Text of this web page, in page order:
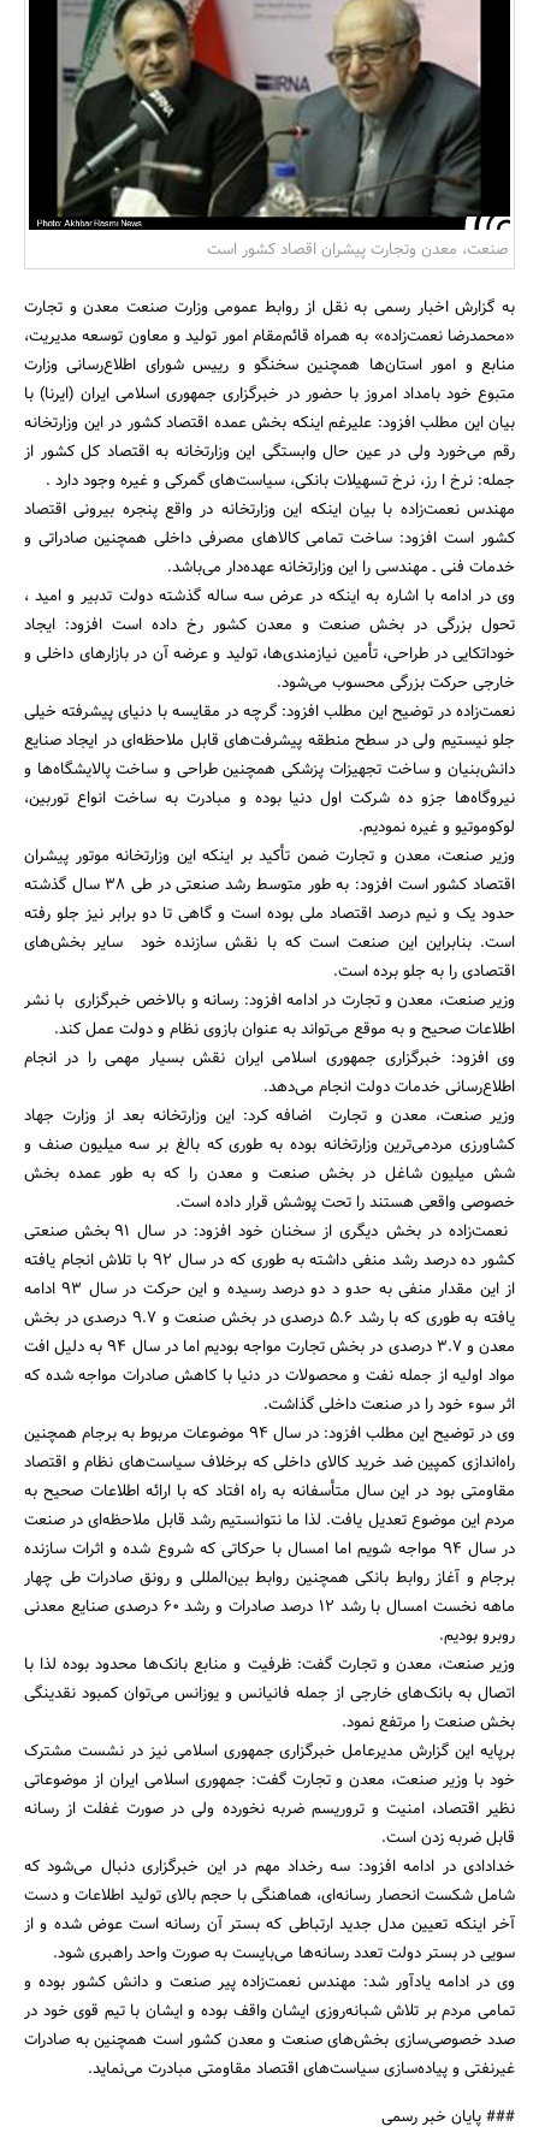
بانک، بیمه و سرمایه
مسکن و ساختمان
جستجو
صنعت، معدن وتجارت پیشران اقصاد کشور است
به گزارش اخبار رسمی به نقل از روابط عمومی وزارت صنعت معدن و تجارت
«محمدرضا نعمت‌زاده» به همراه قائم‌مقام امور تولید و معاون توسعه مدیریت،‌
منابع و امور استان‌ها همچنین سخنگو و رییس شورای اطلاع‌رسانی وزارت
متبوع خود بامداد امروز با حضور در خبرگزاری جمهوری اسلامی ایران (ایرنا)‌ با
بیان این مطلب افزود: علیرغم اینکه بخش عمده اقتصاد کشور در این وزارتخانه
رقم می‌خورد ولی در عین حال وابستگی این وزارتخانه به اقتصاد کل کشور از
جمله: نرخ ا رز، نرخ تسهیلات بانکی، سیاست‌های گمرکی و غیره وجود دارد .
مهندس نعمت‌زاده با بیان اینکه این وزارتخانه در واقع پنجره بیرونی اقتصاد
کشور است افزود: ساخت تمامی کالاهای مصرفی داخلی همچنین صادراتی و
خدمات فنی ـ مهندسی را این وزارتخانه عهده‌دار می‌باشد.
وی در ادامه با اشاره به اینکه در عرض سه ساله گذشته دولت تدبیر و امید ،
تحول بزرگی در بخش صنعت و معدن کشور رخ داده است افزود: ایجاد
خوداتکایی در طراحی، تأمین نیازمندی‌ها، تولید و عرضه آن در بازارهای داخلی و
خارجی حرکت بزرگی محسوب می‌شود.
نعمت‌زاده در توضیح این مطلب افزود: گرچه در مقایسه با دنیای پیشرفته خیلی
جلو نیستیم ولی در سطح منطقه پیشرفت‌های قابل ملاحظه‌ای در ایجاد صنایع
دانش‌بنیان و ساخت تجهیزات پزشکی همچنین طراحی و ساخت پالایشگاه‌‌ها و
نیروگاه‌ها جزو ده شرکت اول دنیا بوده و مبادرت به ساخت انواع توربین،
لوکوموتیو و غیره نمودیم.
وزیر صنعت، معدن و تجارت ضمن تأکید بر اینکه این وزارتخانه موتور پیشران
اقتصاد کشور است افزود: به طور متوسط رشد صنعتی در طی 38 سال گذشته
حدود یک و نیم درصد اقتصاد ملی بوده است و گاهی تا دو برابر نیز جلو رفته
است. بنابراین این صنعت است که با نقش سازنده خود سایر بخش‌های
اقتصادی را به جلو برده است.
وزیر صنعت، معدن و تجارت در ادامه افزود: رسانه و بالاخص خبرگزاری با نشر
اطلاعات صحیح و به موقع می‌تواند به عنوان بازوی نظام و دولت عمل کند.
وی افزود: خبرگزاری جمهوری اسلامی ایران نقش بسیار مهمی را در انجام
اطلاع‌رسانی خدمات دولت انجام می‌دهد.
وزیر صنعت، معدن و تجارت اضافه کرد: این وزارتخانه بعد از وزارت جهاد
کشاورزی مردمی‌ترین وزارتخانه بوده به طوری که بالغ بر سه میلیون صنف و
شش میلیون شاغل در بخش صنعت و معدن را که به طور عمده بخش
خصوصی واقعی هستند را تحت پوشش قرار داده است.
نعمت‌زاده در بخش دیگری از سخنان خود افزود: در سال 91 بخش صنعتی
کشور ده درصد رشد منفی داشته به طوری که در سال 92 با تلاش انجام یافته
از این مقدار منفی به حدو د دو درصد رسیده و این حرکت در سال 93 ادامه
یافته به طوری که با رشد 5.6 درصدی در بخش صنعت و 9.7 درصدی در بخش
معدن و 3.7 درصدی در بخش تجارت مواجه بودیم اما در سال 94 به دلیل افت
مواد اولیه از جمله نفت و محصولات در دنیا با کاهش صادرات مواجه شده که
اثر سوء خود را در صنعت داخلی گذاشت.
وی در توضیح این مطلب افزود: در سال 94 موضوعات مربوط به برجام همچنین
راه‌اندازی کمپین ضد خرید کالای داخلی که برخلاف سیاست‌های نظام و اقتصاد
مقاومتی بود در این سال متأ‌سفانه به راه افتاد که با ارائه اطلاعات صحیح به
مردم این موضوع تعدیل یافت. لذا ما نتوانستیم رشد قابل ملاحظه‌ای در صنعت
در سال 94 مواجه شویم اما امسال با حرکاتی که شروع شده و اثرات سازنده
برجام و آغاز روابط بانکی همچنین روابط بین‌المللی و رونق صادرات طی چهار
ماهه نخست امسال با رشد 12 درصد صادرات و رشد 60 درصدی صنایع معدنی
روبرو بودیم.
وزیر صنعت، معدن و تجارت گفت:‌ ظرفیت و منابع بانک‌ها محدود بوده لذا با
اتصال به بانک‌های خارجی از جمله فانیانس و یوزانس می‌توان کمبود نقدینگی
بخش صنعت را مرتفع نمود.
برپایه این گزارش مدیرعامل خبرگزاری جمهوری اسلامی نیز در نشست مشترک
خود با وزیر صنعت، معدن و تجارت گفت: جمهوری اسلامی ایران از موضوعاتی
نظیر اقتصاد، امنیت و تروریسم ضربه نخورده ولی در صورت غفلت از رسانه
قابل ضربه زدن است.
خدادادی در ادامه افزود: سه رخداد مهم در این خبرگزاری دنبال می‌شود که
شامل شکست انحصار رسانه‌ای، هماهنگی با حجم بالای تولید اطلاعات و دست
آخر اینکه تعیین مدل جدید ارتباطی که بستر آن رسانه است عوض شده و از
سویی در بستر دولت تعدد رسانه‌ها می‌بایست به صورت واحد راهبری شود.
وی در ادامه یادآور شد: مهندس نعمت‌زاده پیر صنعت و دانش کشور بوده و
تمامی مردم بر تلاش شبانه‌روزی ایشان واقف بوده و ایشان با تیم قوی خود در
صدد خصوصی‌سازی بخش‌های صنعت و معدن کشور است همچنین به صادرات
غیرنفتی و پیاده‌سازی سیاست‌های اقتصاد مقاومتی مبادرت می‌نماید.
### پایان خبر رسمی